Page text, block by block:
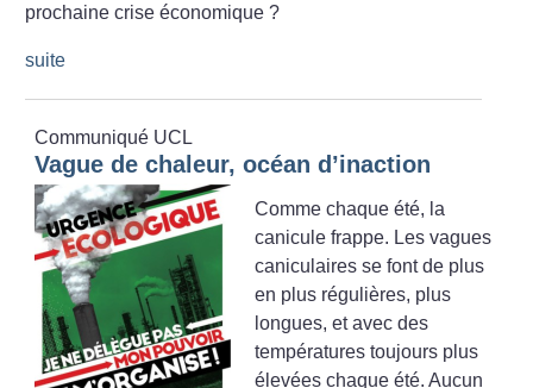
prochaine crise économique ?
suite
Communiqué UCL
Vague de chaleur, océan d’inaction
Comme chaque été, la
canicule frappe. Les vagues
caniculaires se font de plus
en plus régulières, plus
longues, et avec des
températures toujours plus
élevées chaque été. Aucun